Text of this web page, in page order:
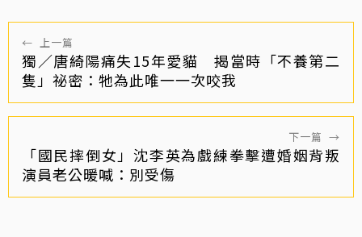
← 上一篇
獨／唐綺陽痛失15年愛貓 揭當時「不養第二
隻」祕密：牠為此唯一一次咬我
下一篇 →
「國民摔倒女」沈李英為戲練拳擊遭婚姻背叛
演員老公暖喊：別受傷